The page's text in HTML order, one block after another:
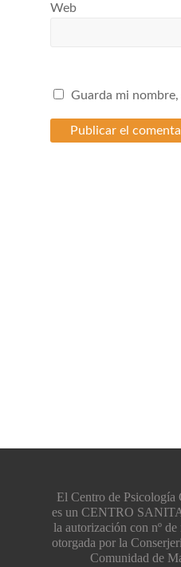
Web
Guarda mi
El Centro de Psicología
es un CENTRO
la autorización con nº
otorgada por la
Comunidad de